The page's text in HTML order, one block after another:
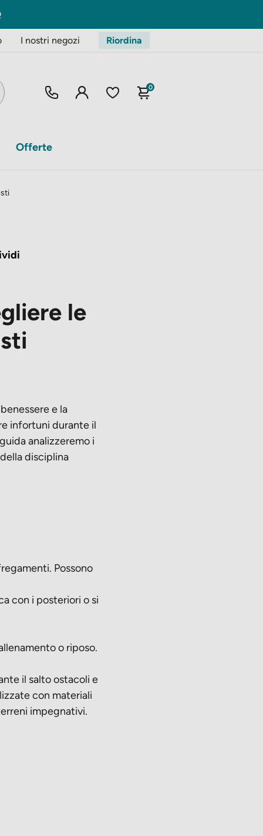
I nostri negozi Riordina
0
Offerte
le
e la
infortuni durante il
analizzeremo i
disciplina
Possono
con i posteriori o si
o riposo.
il salto ostacoli e
con materiali
impegnativi.